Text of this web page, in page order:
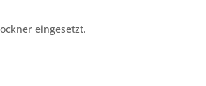
eingesetzt.